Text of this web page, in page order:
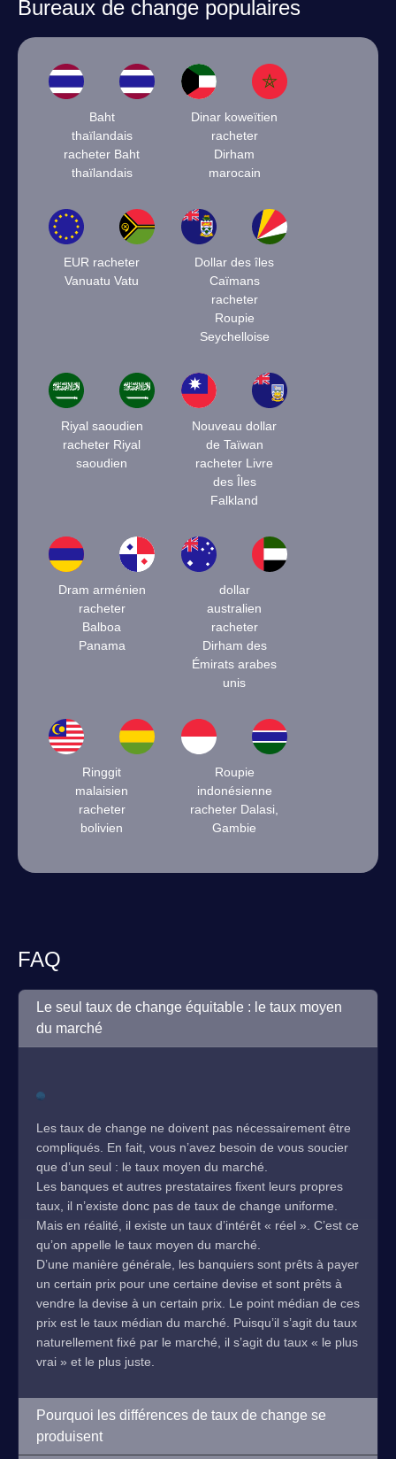
Bureaux de change populaires
Baht
thaïlandais
racheter Baht
thaïlandais
Dinar koweïtien
racheter
Dirham
marocain
EUR racheter
Vanuatu Vatu
Dollar des îles
Caïmans
racheter
Roupie
Seychelloise
Riyal saoudien
racheter Riyal
saoudien
Nouveau dollar
de Taïwan
racheter Livre
des Îles
Falkland
Dram arménien
racheter
Balboa
Panama
dollar
australien
racheter
Dirham des
Émirats arabes
unis
Ringgit
malaisien
racheter
bolivien
Roupie
indonésienne
racheter Dalasi,
Gambie
FAQ
Le seul taux de change équitable : le taux moyen
du marché
Les taux de change ne doivent pas nécessairement être
compliqués. En fait, vous n’avez besoin de vous soucier
que d’un seul : le taux moyen du marché.
Les banques et autres prestataires fixent leurs propres
taux, il n’existe donc pas de taux de change uniforme.
Mais en réalité, il existe un taux d’intérêt « réel ». C’est ce
qu’on appelle le taux moyen du marché.
D’une manière générale, les banquiers sont prêts à payer
un certain prix pour une certaine devise et sont prêts à
vendre la devise à un certain prix. Le point médian de ces
prix est le taux médian du marché. Puisqu’il s’agit du taux
naturellement fixé par le marché, il s’agit du taux « le plus
vrai » et le plus juste.
Pourquoi les différences de taux de change se
produisent